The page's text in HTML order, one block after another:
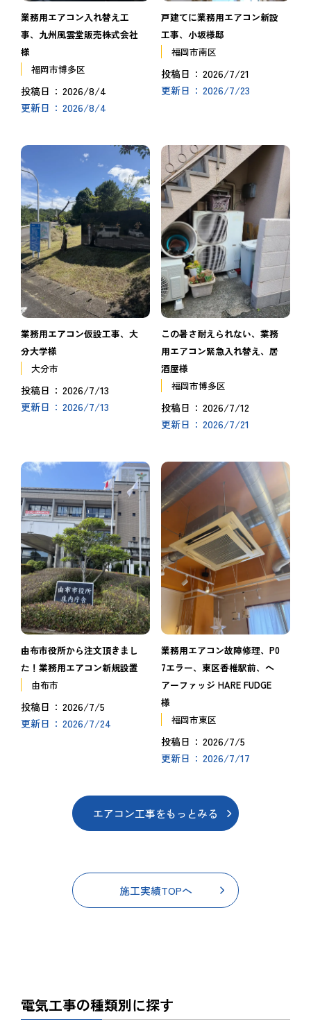
業務用エアコン入れ替え工
事、九州風雲堂販売株式会社
様
福岡市博多区
投稿日 2026/8/4
更新日 2026/8/4
戸建てに業務用エアコン新設
工事、小坂様邸
福岡市南区
投稿日 2026/7/21
更新日 2026/7/23
業務用エアコン仮設工事、大
分大学様
大分市
投稿日 2026/7/13
更新日 2026/7/13
この暑さ耐えられない、業務
用エアコン緊急入れ替え、居
酒屋様
福岡市博多区
投稿日 2026/7/12
更新日 2026/7/21
由布市役所から注文頂きまし
た！業務用エアコン新規設置
由布市
投稿日 2026/7/5
更新日 2026/7/24
業務用エアコン故障修理、P0
7エラー、東区香椎駅前、ヘ
アーファッジ HARE FUDGE
様
福岡市東区
投稿日 2026/7/5
更新日 2026/7/17
エアコン工事をもっとみる
施工実績TOPへ
電気工事の種類別に探す